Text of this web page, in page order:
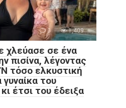
0 1,409
χλεύασε σε ένα
πισίνα, λέγοντας
ελκυστική
γυναίκα του
έτσι του έδειξα